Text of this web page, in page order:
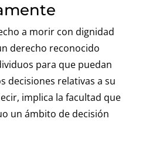
a morir con dignidad
derecho reconocido
para que puedan
decisiones relativas a su
implica la facultad que
un ámbito de decisión